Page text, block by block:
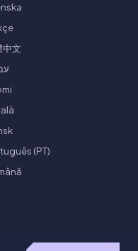
中文
(PT)